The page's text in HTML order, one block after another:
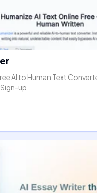
AI to Human Text
up